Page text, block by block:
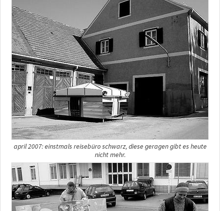
april 2007: einstmals reisebüro schwarz, diese geragen gibt es heute
nicht mehr.